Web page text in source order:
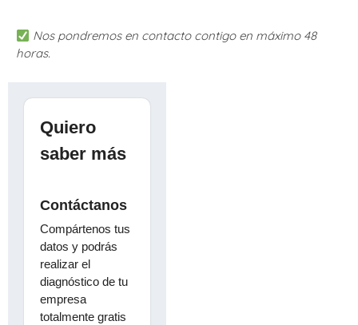
Nos pondremos en contacto contigo en máximo 48
horas.
Quiero
saber más
Contáctanos
Compártenos tus
datos y podrás
realizar el
diagnóstico de tu
empresa
totalmente gratis